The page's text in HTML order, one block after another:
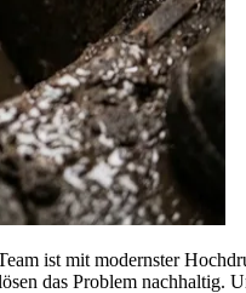
ist mit modernster
das Problem nachhaltig.